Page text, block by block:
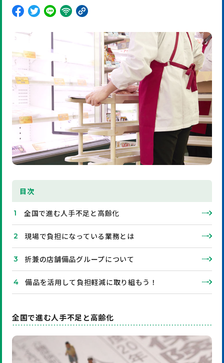
目 次
全国で進む人手不足と高齢化
現場で負担になっている業務とは
折兼の店舗備品グループについて
備品を活用して負担軽減に取り組もう！
全国で進む人手不足と高齢化